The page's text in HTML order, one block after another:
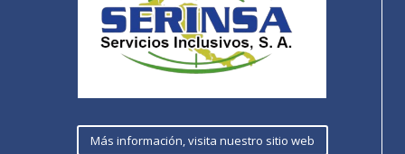
Más información, visita nuestro sitio web